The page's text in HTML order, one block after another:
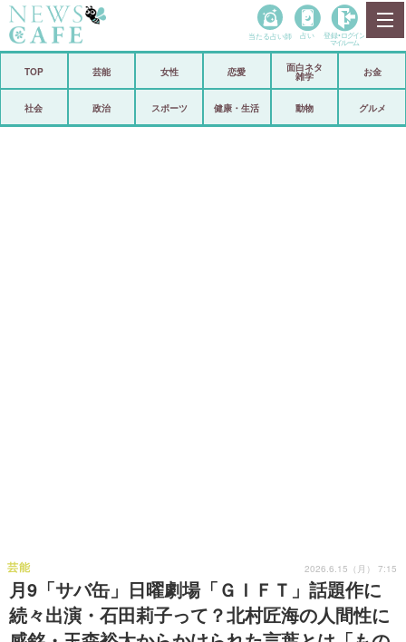
政治
当たる占い師 占い 登録• ログイン
マイルーム
TOP 芸能 女性 恋愛
面白ネタ
雑学
お金
社会 政治 スポーツ 健康・生活 動物 グルメ
月9「サバ缶」日曜劇場「ＧＩＦＴ」話題作に
続々出演・石田莉子って？北村匠海の人間性に
芸能 2026.6.15（月） 7:15